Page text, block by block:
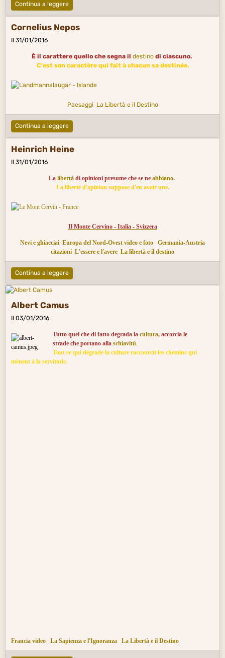
Continua a leggere
Cornelius Nepos
Il 31/01/2016
È il carattere quello che segna il destino di ciascuno.
C'est son caractère qui fait à chacun sa destinée.
Paesaggi La Libertà e il Destino
Continua a leggere
Heinrich Heine
Il 31/01/2016
La libertà di opinioni presume che se ne abbiano.
La liberté d'opinion suppose d'en avoir une.
Il Monte Cervino - Italia - Svizzera
Nevi e ghiacciai Europa del Nord-Ovest video e foto
Germania-Austria
citazioni L'essere e l'avere La libertà e il destino
Continua a leggere
Albert Camus
Il 03/01/2016
Tutto quel che di fatto degrada la cultura, accorcia le
strade che portano alla schiavitù.
Tout ce qui dégrade la culture raccourcit les chemins qui
mènent à la servitude.
Francia video La Sapienza e l'Ignoranza La Libertà e il Destino